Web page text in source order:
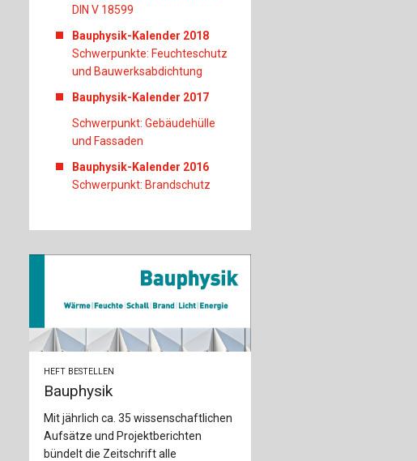
DIN V 18599
Bauphysik-Kalender 2018
Schwerpunkte: Feuchteschutz
und Bauwerksabdichtung
Bauphysik-Kalender 2017
Schwerpunkt: Gebäudehülle
und Fassaden
Bauphysik-Kalender 2016
Schwerpunkt: Brandschutz
HEFT BESTELLEN
Bauphysik
Mit jährlich ca. 35 wissenschaftlichen
Aufsätze und Projektberichten
bündelt die Zeitschrift alle